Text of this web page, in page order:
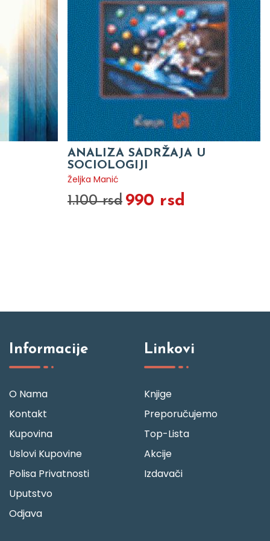
ANALIZA SADRŽAJA U
SOCIOLOGIJI
Željka Manić
1.100 rsd 990 rsd
Informacije
O Nama
Kontakt
Kupovina
Uslovi Kupovine
Polisa Privatnosti
Uputstvo
Odjava
Linkovi
Knjige
Preporučujemo
Top-Lista
Akcije
Izdavači